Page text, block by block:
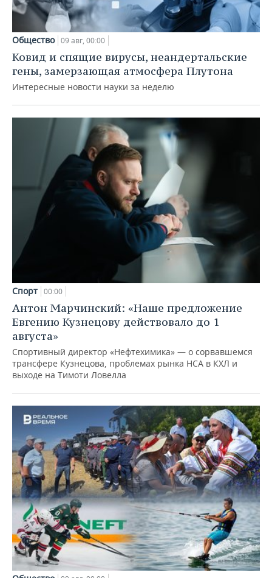
Общество 09 авг, 00:00
Ковид и спящие вирусы, неандертальские
гены, замерзающая атмосфера Плутона
Интересные новости науки за неделю
Спорт 00:00
Антон Марчинский: «Наше предложение
Евгению Кузнецову действовало до 1
августа»
Спортивный директор «Нефтехимика» — о сорвавшемся
трансфере Кузнецова, проблемах рынка НСА в КХЛ и
выходе на Тимоти Ловелла